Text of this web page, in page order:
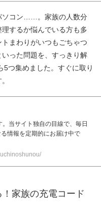
ソコン……。家族の人数分
するか悩んでいる方も多
まわりがいつもごちゃつ
った問題を、すっきり解
つ集めました。すぐに取り
当サイト独自の目線で、毎日
情報を定期的にお届け中で
家族の充電コード